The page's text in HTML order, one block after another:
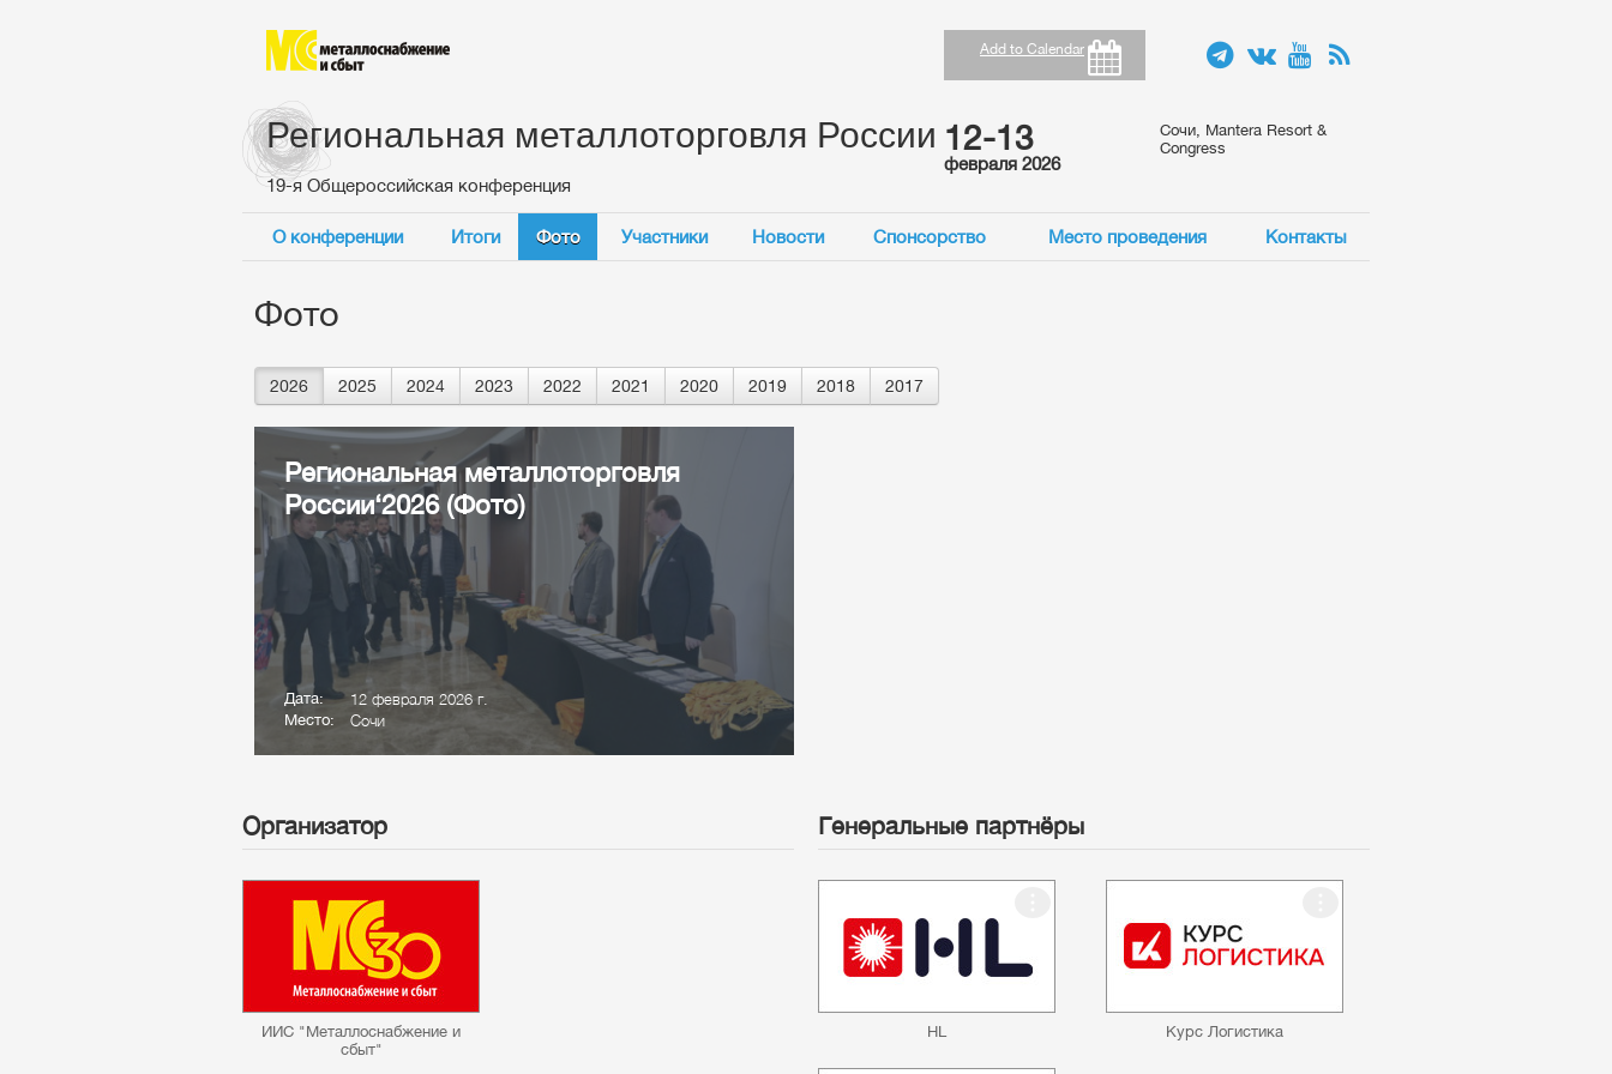
Add to Calendar
Региональная металлоторговля России
19-я Общероссийская конференция
12-13
февраля 2026
Сочи, Mantera Resort &
Congress
О конференции Итоги Фото Участники Новости Спонсорство Место проведения Контакты
Фото
2026 2025 2024 2023 2022 2021 2020 2019 2018 2017
Региональная металлоторговля
России‘2026 (Фото)
Дата: 12 февраля 2026 г.
Место: Сочи
Организатор
ИИС "Металлоснабжение и
сбыт"
Генеральные партнёры
HL Курс Логистика